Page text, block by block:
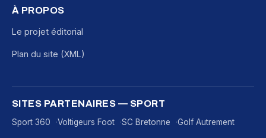
À PROPOS
Le projet éditorial
Plan du site (XML)
SITES PARTENAIRES — SPORT
Sport 360 Voltigeurs Foot SC Bretonne Golf Autrement